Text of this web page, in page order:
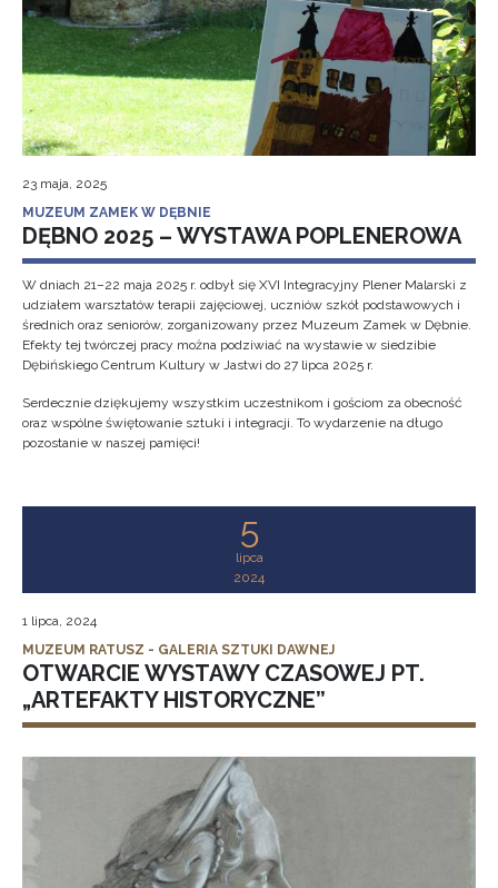
23 maja, 2025
MUZEUM ZAMEK W DĘBNIE
DĘBNO 2025 – WYSTAWA POPLENEROWA
W dniach 21–22 maja 2025 r. odbył się XVI Integracyjny Plener Malarski z
udziałem warsztatów terapii zajęciowej, uczniów szkół podstawowych i
średnich oraz seniorów, zorganizowany przez Muzeum Zamek w Dębnie.
Efekty tej twórczej pracy można podziwiać na wystawie w siedzibie
Dębińskiego Centrum Kultury w Jastwi do 27 lipca 2025 r.
Serdecznie dziękujemy wszystkim uczestnikom i gościom za obecność
oraz wspólne świętowanie sztuki i integracji. To wydarzenie na długo
pozostanie w naszej pamięci!
5
lipca
2024
1 lipca, 2024
MUZEUM RATUSZ - GALERIA SZTUKI DAWNEJ
OTWARCIE WYSTAWY CZASOWEJ PT.
„ARTEFAKTY HISTORYCZNE”